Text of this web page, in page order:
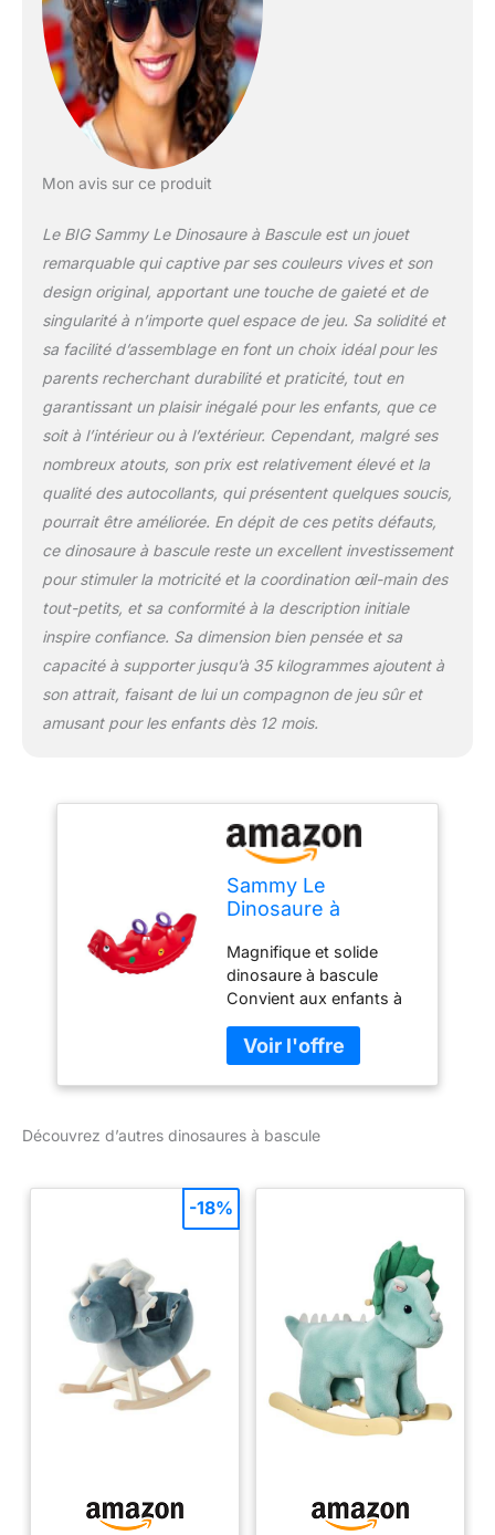
Mon avis sur ce produit
Le BIG Sammy Le Dinosaure à Bascule est un jouet
remarquable qui captive par ses couleurs vives et son
design original, apportant une touche de gaieté et de
singularité à n’importe quel espace de jeu. Sa solidité et
sa facilité d’assemblage en font un choix idéal pour les
parents recherchant durabilité et praticité, tout en
garantissant un plaisir inégalé pour les enfants, que ce
soit à l’intérieur ou à l’extérieur. Cependant, malgré ses
nombreux atouts, son prix est relativement élevé et la
qualité des autocollants, qui présentent quelques soucis,
pourrait être améliorée. En dépit de ces petits défauts,
ce dinosaure à bascule reste un excellent investissement
pour stimuler la motricité et la coordination œil-main des
tout-petits, et sa conformité à la description initiale
inspire confiance. Sa dimension bien pensée et sa
capacité à supporter jusqu’à 35 kilogrammes ajoutent à
son attrait, faisant de lui un compagnon de jeu sûr et
amusant pour les enfants dès 12 mois.
Sammy Le
Dinosaure à
Magnifique et solide
dinosaure à bascule
Convient aux enfants à
peut être joué avec un,
deux ou trois enfants
dessus.
Découvrez d’autres dinosaures à bascule
-18%